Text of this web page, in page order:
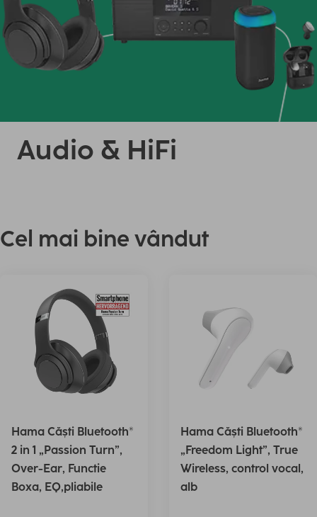
Audio & HiFi
Cel mai bine vândut
Hama Căști Bluetooth®
2 in 1 „Passion Turn”,
Over-Ear, Functie
Boxa, EQ,pliabile
Hama Căști Bluetooth®
„Freedom Light”, True
Wireless, control vocal,
alb